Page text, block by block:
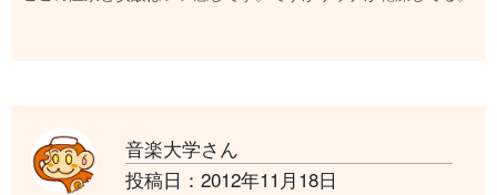
音楽大学さん
投稿日：2012年11月18日